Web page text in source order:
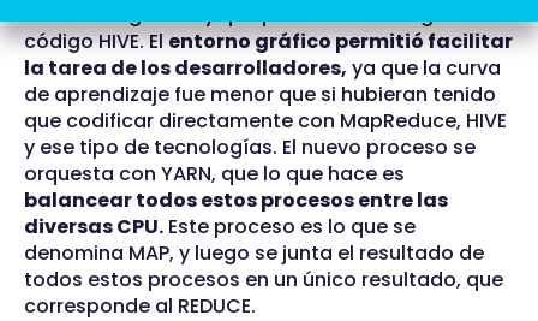
desarrollo gráfico y que posteriormente genera el
código HIVE. Elentorno gráfico permitió facilitar
la tarea delos desarrolladores, ya que la curva
de aprendizaje fue menor que si hubieran tenido
que codificar directamente con MapReduce, HIVE
y ese tipo de tecnologías. El nuevo proceso se
orquesta con YARN, que lo que hace es
balancear todos estos procesos entre las
diversas CPU. Este proceso es lo que se
denomina MAP, y luego se junta el resultado de
todos estos procesos en un único resultado, que
corresponde al REDUCE.